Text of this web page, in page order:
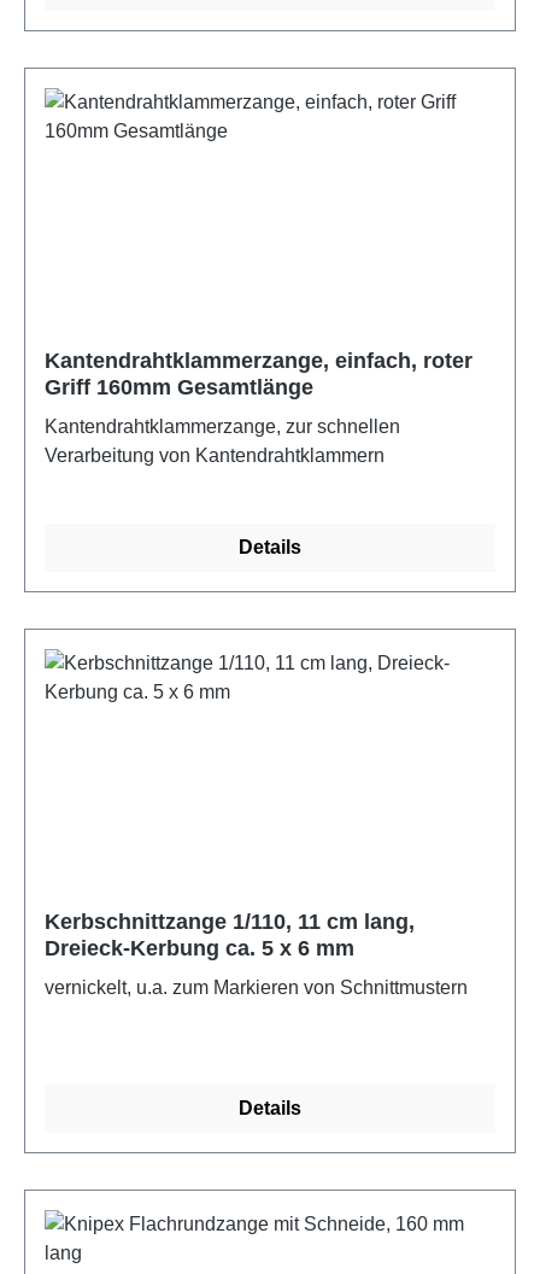
Kantendrahtklammerzange, einfach, roter
Griff 160mm Gesamtlänge
Kantendrahtklammerzange, zur schnellen
Verarbeitung von Kantendrahtklammern
Details
Kerbschnittzange 1/110, 11 cm lang,
Dreieck-Kerbung ca. 5 x 6 mm
vernickelt, u.a. zum Markieren von Schnittmustern
Details